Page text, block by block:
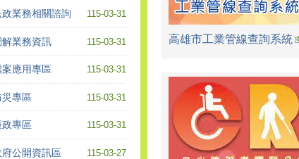
115-03-31
政業務相關諮詢
115-03-31
解業務資訊
115-03-31
案應用專區
115-03-31
災專區
115-03-31
政專區
115-03-27
府公開資訊區
高雄市工業管線查詢系統